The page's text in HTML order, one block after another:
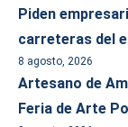
Piden
carreteras del
8 agosto, 2026
Artesano de
Feria de Arte